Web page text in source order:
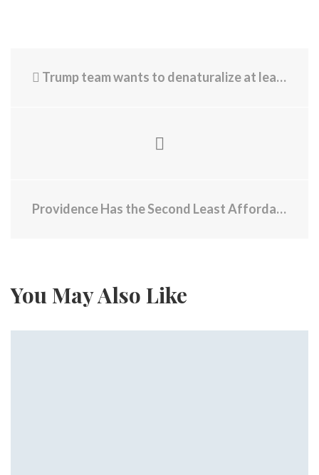
Trump team wants to denaturalize at least 250 people this year: report
Providence Has the Second Least Affordable Homes on the Market in America, Says Report
You May Also Like